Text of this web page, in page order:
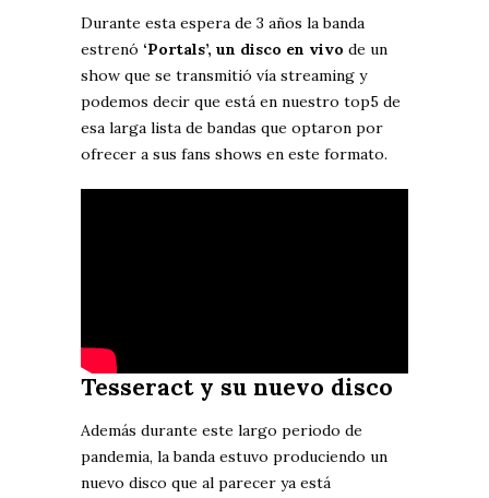
Durante esta espera de 3 años la banda
estrenó ‘Portals’, un disco en vivo de un
show que se transmitió vía streaming y
podemos decir que está en nuestro top5 de
esa larga lista de bandas que optaron por
ofrecer a sus fans shows en este formato.
Tesseract y su nuevo disco
Además durante este largo periodo de
pandemia, la banda estuvo produciendo un
nuevo disco que al parecer ya está